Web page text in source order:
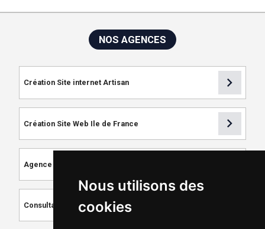
Nous utilisons des
cookies
NOS AGENCES
Création Site internet Artisan chevron_right
Création Site Web Ile de France chevron_right
Agence de Référencement
Consultant SEO